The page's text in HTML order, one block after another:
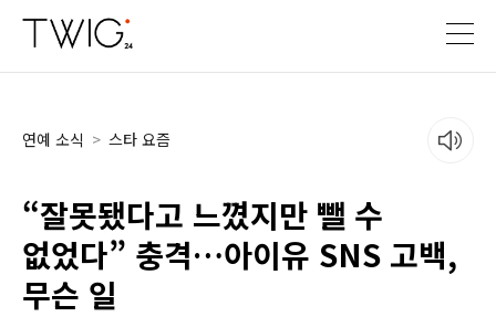
연예 소식 > 스타 요즘
“잘못됐다고 느꼈지만 뺄 수
없었다” 충격…아이유 SNS 고백,
무슨 일